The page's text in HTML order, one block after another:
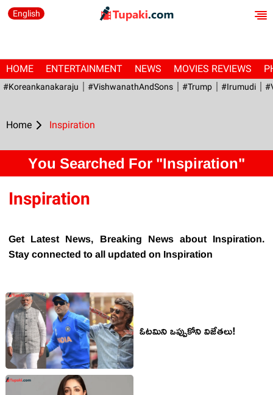
English
HOME ENTERTAINMENT NEWS MOVIES REVIEWS
#Koreankanakaraju #VishwanathAndSons #Trump #irumudi
Home Inspiration
You Searched For "Inspiration"
Inspiration
Get Latest News, Breaking News about Inspiration.
Stay connected to all updated on Inspiration
ఓట‌మిని ఒప్పుకోని విజేత‌లు!